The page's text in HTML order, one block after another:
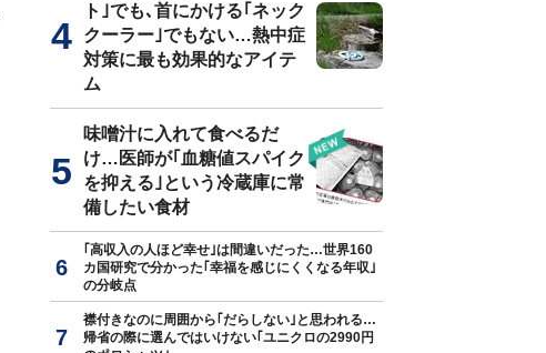
ト｣でも､首にかける｢ネック
クーラー｣でもない…熱中症
対策に最も効果的なアイテ
ム
味噌汁に入れて食べるだ
け…医師が｢血糖値スパイク
を抑える｣という冷蔵庫に常
備したい食材
｢高収入の人ほど幸せ｣は間違いだった…世界160
カ国研究で分かった｢幸福を感じにくくなる年収｣
の分岐点
襟付きなのに周囲から｢だらしない｣と思われる…
帰省の際に選んではいけない｢ユニクロの2990円